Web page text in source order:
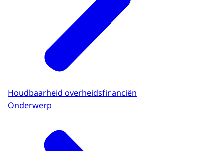
Houdbaarheid overheidsfinanciën
Onderwerp